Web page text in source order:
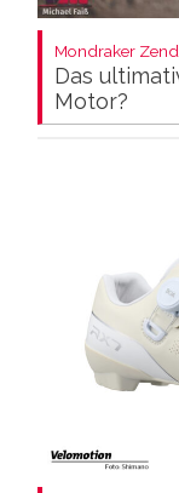
Mondraker
Das
Motor?